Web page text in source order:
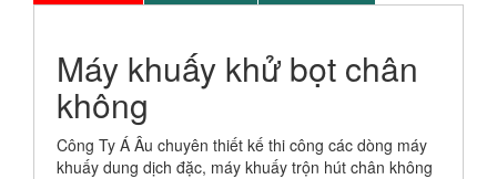
Máy khuấy khử bọt chân
không
Công Ty Á Âu chuyên thiết kế thi công các dòng máy
khuấy dung dịch đặc, máy khuấy trộn hút chân không